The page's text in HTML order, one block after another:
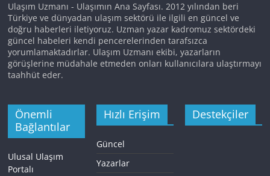
Ulaşım Uzmanı - Ulaşımın Ana Sayfası. 2012 yılından beri
Türkiye ve dünyadan ulaşım sektörü ile ilgili en güncel ve
doğru haberleri iletiyoruz. Uzman yazar kadromuz sektördeki
güncel habeleri kendi pencerelerinden tarafsızca
yorumlamaktadırlar. Ulaşım Uzmanı ekibi, yazarların
görüşlerine müdahale etmeden onları kullanıcılara ulaştırmayı
taahhüt eder.
Önemli
Bağlantılar
Ulusal Ulaşım
Portalı
Hızlı Erişim
Güncel
Yazarlar
Destekçiler